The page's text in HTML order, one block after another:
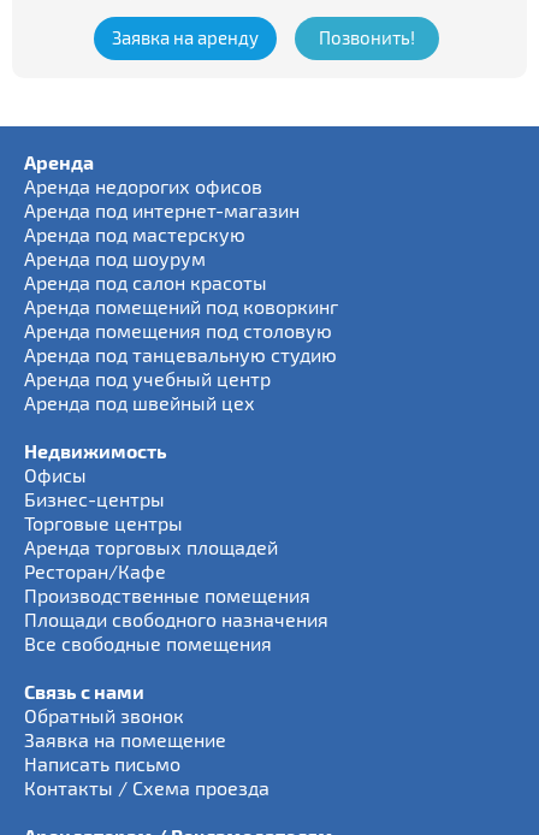
Заявка на аренду Позвонить!
Аренда
Аренда недорогих офисов
Аренда под интернет-магазин
Аренда под мастерскую
Аренда под шоурум
Аренда под салон красоты
Аренда помещений под коворкинг
Аренда помещения под столовую
Аренда под танцевальную студию
Аренда под учебный центр
Аренда под швейный цех
Недвижимость
Офисы
Бизнес-центры
Торговые центры
Аренда торговых площадей
Ресторан/Кафе
Производственные помещения
Площади свободного назначения
Все свободные помещения
Связь с нами
Обратный звонок
Заявка на помещение
Написать письмо
Контакты / Схема проезда